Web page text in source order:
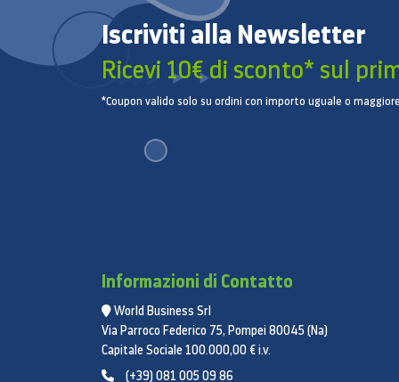
Iscriviti alla Newsletter
Ricevi 10€ di sconto* sul
*Coupon valido solo su ordini con importo uguale o
Informazioni di Contatto
World Business Srl
Via Parroco Federico 75, Pompei 80045 (Na)
Capitale Sociale 100.000,00 € i.v.
(+39) 081 005 09 86